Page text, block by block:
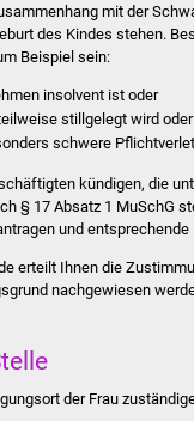
Projekte
Presse
mit der
des Kindes stehen.
Beispiel sein:
insolvent ist oder
stillgelegt wird oder
schwere
kündigen, die
§ 17 Absatz 1 MuSchG
und
erteilt Ihnen die
nachgewiesen
der Frau